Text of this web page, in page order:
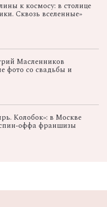
к космосу: в столице
Сквозь вселенные»
Масленников
фото со свадьбы и
Колобок»: в Москве
франшизы